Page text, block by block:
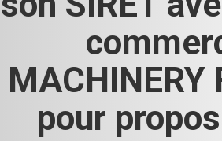
MACHINERY
pour